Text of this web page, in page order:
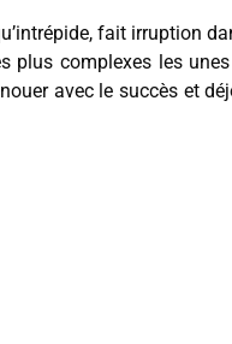
fait irruption
plus complexes les
avec le succès et